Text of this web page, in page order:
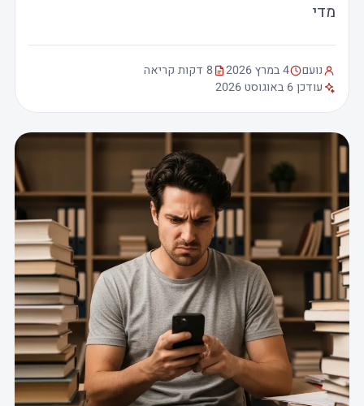
מדי
נועם 4 במרץ 2026
8 דקות קריאה
עודכן 6 באוגוסט 2026